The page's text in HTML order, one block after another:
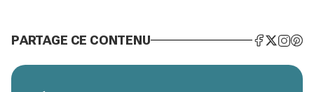
PARTAGE CE CONTENU